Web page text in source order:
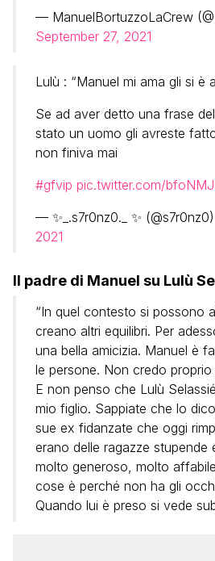
— ManuelBortuzzoLaCrew
September 27, 2021
Lulù : “Manuel mi ama gli si è
Se ad aver detto una frase
stato un uomo gli avreste
non finiva mai
#gfvip pic.twitter.com/
— ✨_.s7r0nz0._ ✨ (@s7r0nz0)
2021
Il padre di Manuel su Lulù
“In quel contesto si possono
creano altri equilibri. Per
una bella amicizia. Manuel è
le persone. Non credo
E non penso che Lulù
mio figlio. Sappiate che lo
sue ex fidanzate che oggi
erano delle ragazze stupende
molto generoso, molto
cose è perché non ha gli
Quando lui è preso si vede